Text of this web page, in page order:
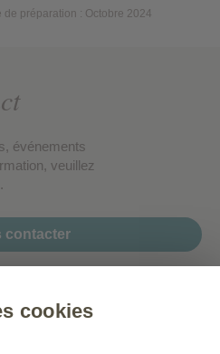
préparation : Octobre 2024
événements
veuillez
contacter
cookies